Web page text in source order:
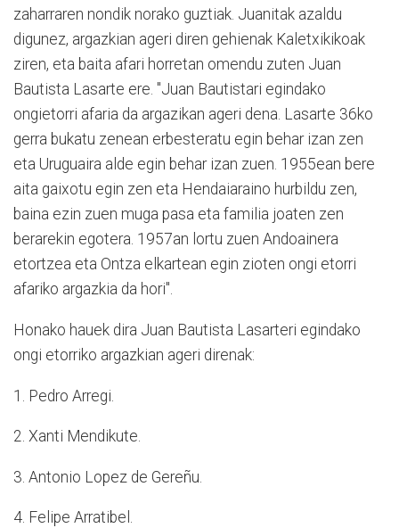
zaharraren nondik norako guztiak. Juanitak azaldu
digunez, argazkian ageri diren gehienak Kaletxikikoak
ziren, eta baita afari horretan omendu zuten Juan
Bautista Lasarte ere. "Juan Bautistari egindako
ongietorri afaria da argazikan ageri dena. Lasarte 36ko
gerra bukatu zenean erbesteratu egin behar izan zen
eta Uruguaira alde egin behar izan zuen. 1955ean bere
aita gaixotu egin zen eta Hendaiaraino hurbildu zen,
baina ezin zuen muga pasa eta familia joaten zen
berarekin egotera. 1957an lortu zuen Andoainera
etortzea eta Ontza elkartean egin zioten ongi etorri
afariko argazkia da hori".
Honako hauek dira Juan Bautista Lasarteri egindako
ongi etorriko argazkian ageri direnak:
1. Pedro Arregi.
2. Xanti Mendikute.
3. Antonio Lopez de Gereñu.
4. Felipe Arratibel.